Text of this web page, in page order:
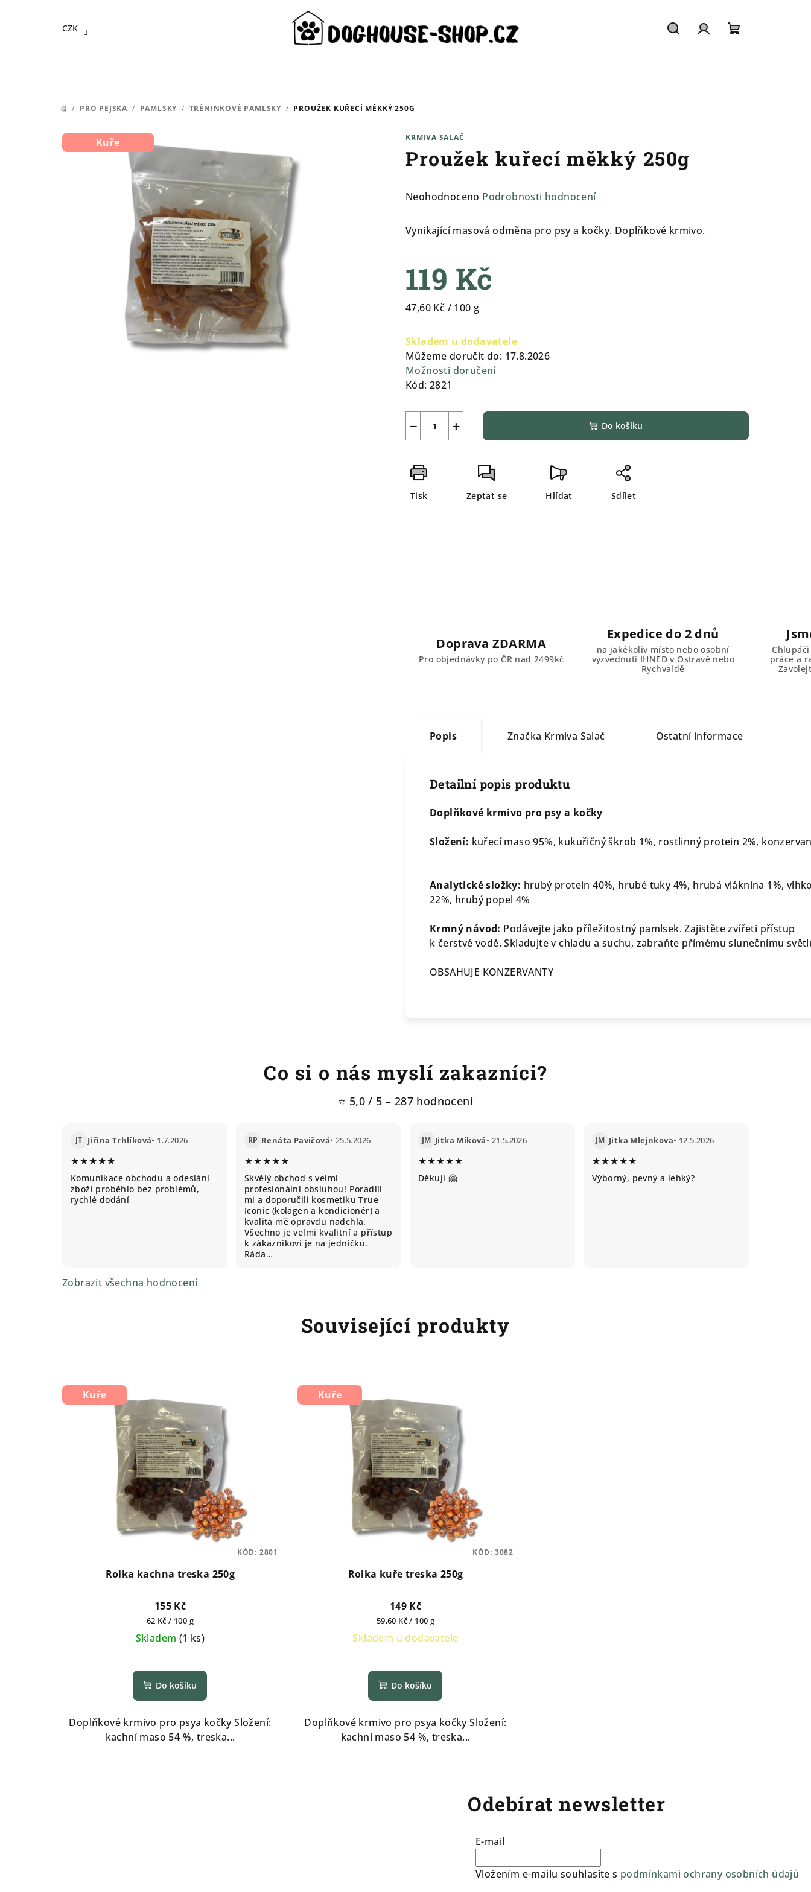
CZK
DOMŮ
/ PRO PEJSKA / PAMLSKY / TRÉNINKOVÉ PAMLSKY / PROUŽEK KUŘECÍ MĚKKÝ 250G
KRMIVA SALAČ
Proužek kuřecí měkký 250g
Průměrné
produktu
je
z
Neohodnoceno Podrobnosti hodnocení
Vynikající masová odměna pro psy a kočky. Doplňkové krmivo.
119 Kč
Měrná
47,60 Kč / 100 g
Skladem u dodavatele
Můžeme doručit do: 17.8.2026
Možnosti doručení
Kód: 2821
+
− Do košíku
Tisk Zeptat se Hlídat Sdílet
Kuře
Doprava ZDARMA
Pro objednávky po ČR nad 2499kč
Expedice do 2 dnů
na jakékoliv místo nebo osobní
vyzvednutí IHNED v Ostravě nebo
Rychvaldě
práce a
Popis Značka Krmiva Salač Ostatní informace
Detailní popis produktu
Doplňkové krmivo pro psy a kočky
Složení: kuřecí maso 95%, kukuřičný škrob 1%, rostlinný protein 2%,
Analytické složky: hrubý protein 40%, hrubé tuky 4%, hrubá vláknina 1%,
22%, hrubý popel 4%
Krmný návod: Podávejte jako příležitostný pamlsek. Zajistěte zvířeti přístup
k čerstvé vodě. Skladujte v chladu a suchu, zabraňte přímému slunečnímu
OBSAHUJE KONZERVANTY
Co si o nás myslí zakazníci?
⭐ 5,0 / 5 – 287 hodnocení
JT Jiřina Trhlíková• 1.7.2026
★★★★★
Komunikace obchodu a odeslání
zboží proběhlo bez problémů,
rychlé dodání
RP Renáta Pavičová• 25.5.2026
★★★★★
Skvělý obchod s velmi
profesionální obsluhou! Poradili
mi a doporučili kosmetiku True
Iconic (kolagen a kondicionér) a
kvalita mě opravdu nadchla.
Všechno je velmi kvalitní a přístup
k zákazníkovi je na jedničku.
Ráda…
JM Jitka Míková• 21.5.2026
★★★★★
Děkuji 🤗
JM Jitka Mlejnkova• 12.5.2026
★★★★★
Výborný, pevný a lehký?
Zobrazit všechna hodnocení
Související produkty
Kuře
Rolka kachna treska 250g
155 Kč
Měrná
cena:
62 Kč / 100 g
Skladem (1 ks)
Do košíku
Doplňkové krmivo pro psya kočky Složení:
kachní maso 54 %, treska...
KÓD: 2801
Kuře
Rolka kuře treska 250g
149 Kč
Měrná
cena:
59,60 Kč / 100 g
Skladem u dodavatele
Do košíku
Doplňkové krmivo pro psya kočky Složení:
kachní maso 54 %, treska...
KÓD: 3082
Odebírat newsletter
E-mail
Vložením e-mailu souhlasíte s podmínkami ochrany osobních údajů